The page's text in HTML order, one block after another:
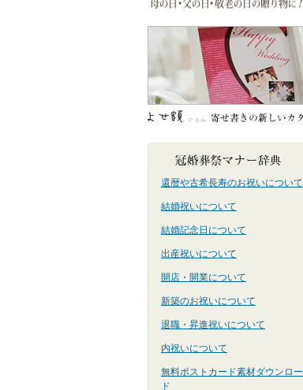
還暦や古希長寿のお祝いについて
結婚祝いについて
結婚記念日について
出産祝いについて
開店・開業について
新築のお祝いについて
退職・昇進祝いについて
内祝いについて
無料ポストカード素材ダウンロー
ド